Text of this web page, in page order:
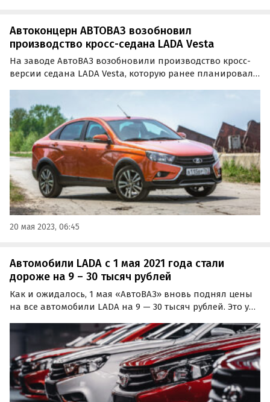
Автоконцерн АВТОВАЗ возобновил
производство кросс-седана LADA Vesta
На заводе АвтоВАЗ возобновили производство кросс-
версии седана LADA Vesta, которую ранее планировали
«ВКонтакте».
20 мая 2023, 06:45
Автомобили LADA с 1 мая 2021 года стали
дороже на 9 – 30 тысяч рублей
Как и ожидалось, 1 мая «АвтоВАЗ» вновь поднял цены
на все автомобили LADA на 9 — 30 тысяч рублей. Это уже
случились 1 января (на 2-5%) и 15 марта (2-3%).